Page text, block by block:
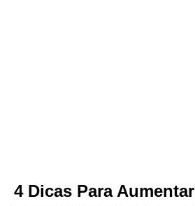
4 Dicas Para Aumentar